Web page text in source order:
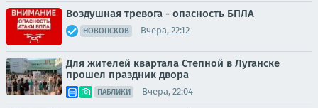
Воздушная тревога - опасность БПЛА
НОВОПСКОВ Вчера, 22:12
Для жителей квартала Степной в Луганске
прошел праздник двора
ПАБЛИКИ Вчера, 22:04